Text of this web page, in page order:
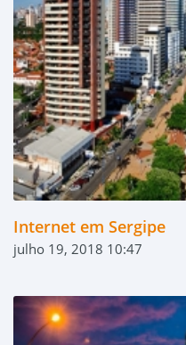
Internet em Sergipe
julho 19, 2018 10:47